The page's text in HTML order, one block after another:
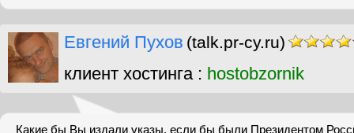
Евгений Пухов (talk.pr-cy.ru)
клиент хостинга : hostobzornik
Какие бы Вы издали указы, если бы были Президентом